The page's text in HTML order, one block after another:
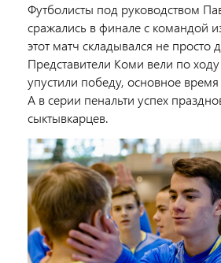
Футболисты под руководством
сражались в финале с командой
этот матч складывался не просто
Представители Коми вели по
упустили победу, основное
А в серии пенальти успех
сыктывкарцев.